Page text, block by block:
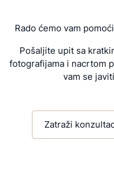
Rado ćemo vam
Pošaljite upit sa
fotografijama i nacrtom
vam se
Zatraži